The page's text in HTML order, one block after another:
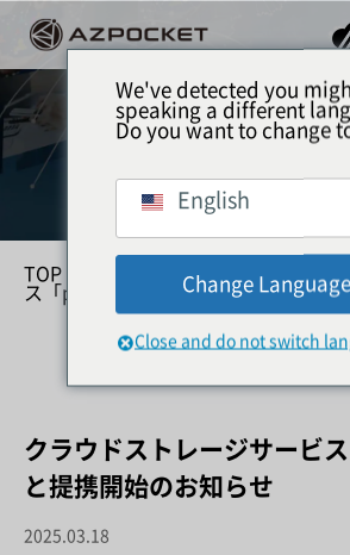
新着情
TOP お知らせ »
クラウ
ス「pCloud」と提携開始のお知らせ
クラウドストレージサービ
と提携開始のお知らせ
2025.03.18
We've detected you
speaking a different
Do you want to change
English
Change Language
Close and do not switch